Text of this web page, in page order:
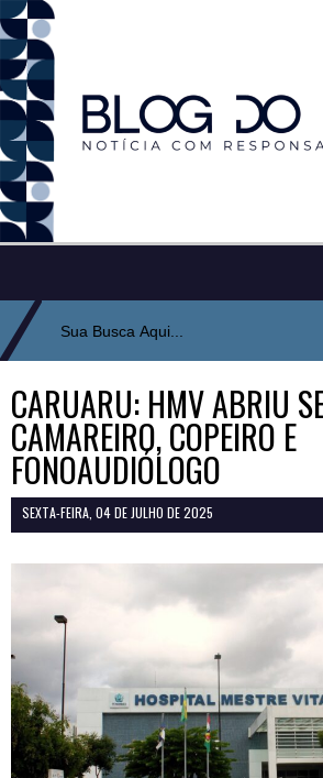
CARUARU: HMV ABRIU
CAMAREIRO, COPEIRO E
FONOAUDIÓLOGO
SEXTA-FEIRA, 04 DE JULHO DE 2025